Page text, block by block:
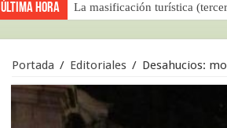
Última hora La masificación turística
Portada / Editoriales / Desahucios: